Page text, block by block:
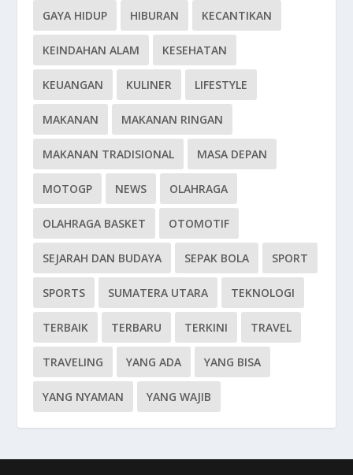
GAYA HIDUP HIBURAN KECANTIKAN
KEINDAHAN ALAM KESEHATAN
KEUANGAN KULINER LIFESTYLE
MAKANAN MAKANAN RINGAN
MAKANAN TRADISIONAL MASA DEPAN
MOTOGP NEWS OLAHRAGA
OLAHRAGA BASKET OTOMOTIF
SEJARAH DAN BUDAYA SEPAK BOLA SPORT
SPORTS SUMATERA UTARA TEKNOLOGI
TERBAIK TERBARU TERKINI TRAVEL
TRAVELING YANG ADA YANG BISA
YANG NYAMAN YANG WAJIB